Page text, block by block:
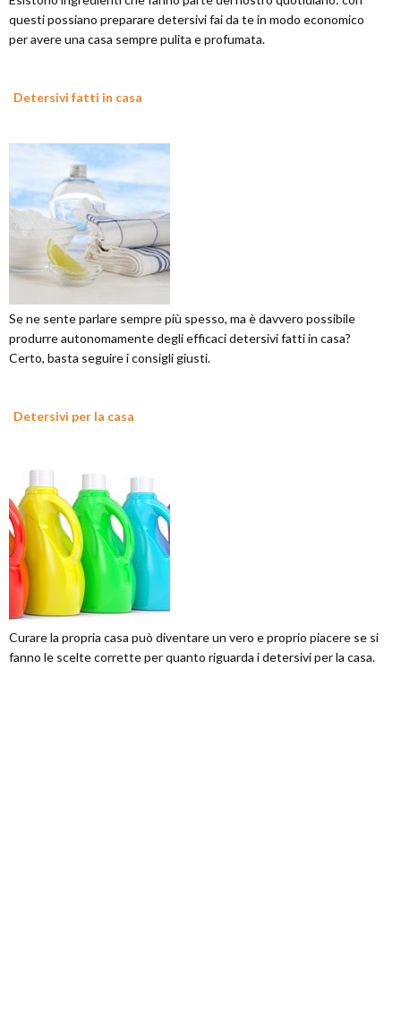
questi possiano preparare detersivi fai da te in modo economico
per avere una casa sempre pulita e profumata.
Detersivi fatti in casa
Se ne sente parlare sempre più spesso, ma è davvero possibile
produrre autonomamente degli efficaci detersivi fatti in casa?
Certo, basta seguire i consigli giusti.
Detersivi per la casa
Curare la propria casa può diventare un vero e proprio piacere se si
fanno le scelte corrette per quanto riguarda i detersivi per la casa.